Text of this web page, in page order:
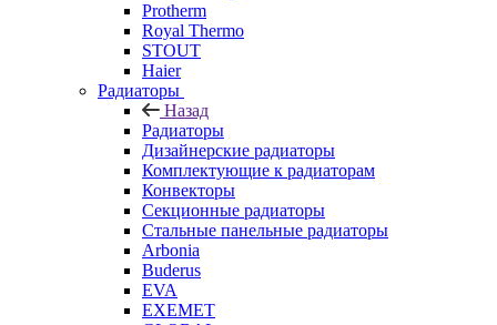
Protherm
Royal Thermo
STOUT
Haier
Радиаторы
Назад
Радиаторы
Дизайнерские радиаторы
Комплектующие к радиаторам
Конвекторы
Секционные радиаторы
Стальные панельные радиаторы
Arbonia
Buderus
EVA
EXEMET